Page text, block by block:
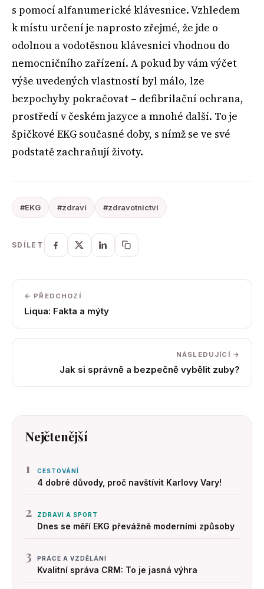
s pomocí alfanumerické klávesnice. Vzhledem
k místu určení je naprosto zřejmé, že jde o
odolnou a vodotěsnou klávesnici vhodnou do
nemocničního zařízení. A pokud by vám výčet
výše uvedených vlastností byl málo, lze
bezpochyby pokračovat – defibrilační ochrana,
prostředí v českém jazyce a mnohé další. To je
špičkové EKG současné doby, s nímž se ve své
podstatě zachraňují životy.
#EKG #zdraví #zdravotnictví
SDÍLET
← PŘEDCHOZÍ
Liqua: Fakta a mýty
NÁSLEDUJÍCÍ →
Jak si správně a bezpečně vybělit zuby?
Nejčtenější
1 CESTOVÁNÍ
4 dobré důvody, proč navštívit Karlovy Vary!
2 ZDRAVI A SPORT
Dnes se měří EKG převážně moderními způsoby
3 PRÁCE A VZDĚLÁNÍ
Kvalitní správa CRM: To je jasná výhra